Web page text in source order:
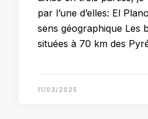
par l’une d’elles: El
sens géographique Les
situées à 70 km des
11/03/2025